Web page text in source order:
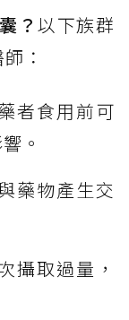
？以下族群
：
者食用前可
。
藥物產生交
攝取過量，